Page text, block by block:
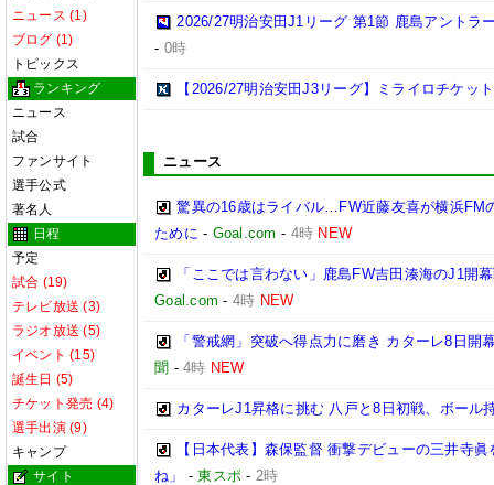
ニュース (1)
ブログ (1)
トピックス
ランキング
ニュース
試合
ファンサイト
選手公式
著名人
日程
予定
試合 (19)
テレビ放送 (3)
ラジオ放送 (5)
イベント (15)
誕生日 (5)
チケット発売 (4)
選手出演 (9)
キャンプ
サイト
2026/27明治安田J1リーグ 第1節 鹿島アントラ
- 0時
【2026/27明治安田J3リーグ】ミライロチケッ
ニュース
驚異の16歳はライバル…FW近藤友喜が横浜FM
ために - Goal.com - 4時 NEW
「ここでは言わない」鹿島FW吉田湊海のJ1開
Goal.com - 4時 NEW
「警戒網」突破へ得点力に磨き カターレ8日開
聞 -4時 NEW
カターレJ1昇格に挑む 八戸と8日初戦、ボール
【日本代表】森保監督 衝撃デビューの三井寺
ね」
-東スポ - 2時